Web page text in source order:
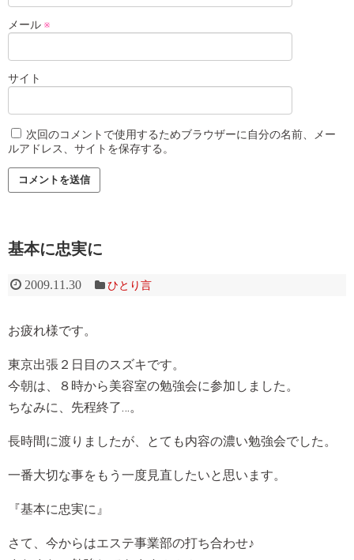
メール ※
サイト
次回のコメントで使用するためブラウザーに自分の名前、メー
ルアドレス、サイトを保存する。
基本に忠実に
2009.11.30 ひとり言
お疲れ様です。
東京出張２日目のスズキです。
今朝は、８時から美容室の勉強会に参加しました。
ちなみに、先程終了…。
長時間に渡りましたが、とても内容の濃い勉強会でした。
一番大切な事をもう一度見直したいと思います。
『基本に忠実に』
さて、今からはエステ事業部の打ち合わせ♪